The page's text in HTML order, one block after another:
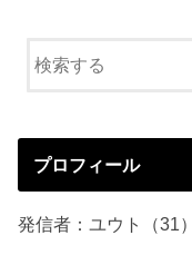
プロフィール
発信者：ユウト（31）